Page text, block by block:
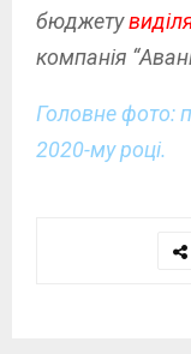
бюджету
компанія
Головне фото:
2020-му році.